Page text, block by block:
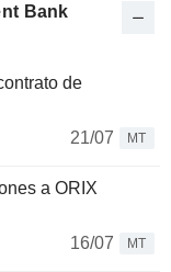
Bank
de
21/07
MT
a ORIX
16/07
MT